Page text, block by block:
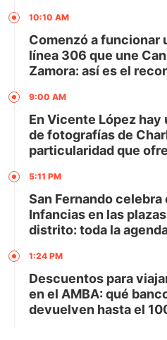
10:10 AM
Comenzó a funcionar
línea 306 que une
Zamora: así es el
9:00 AM
En Vicente López
de fotografías de
particularidad que
5:11 PM
San Fernando celebra
Infancias en las
distrito: toda la
1:24 PM
Descuentos para
en el AMBA: qué
devuelven hasta el